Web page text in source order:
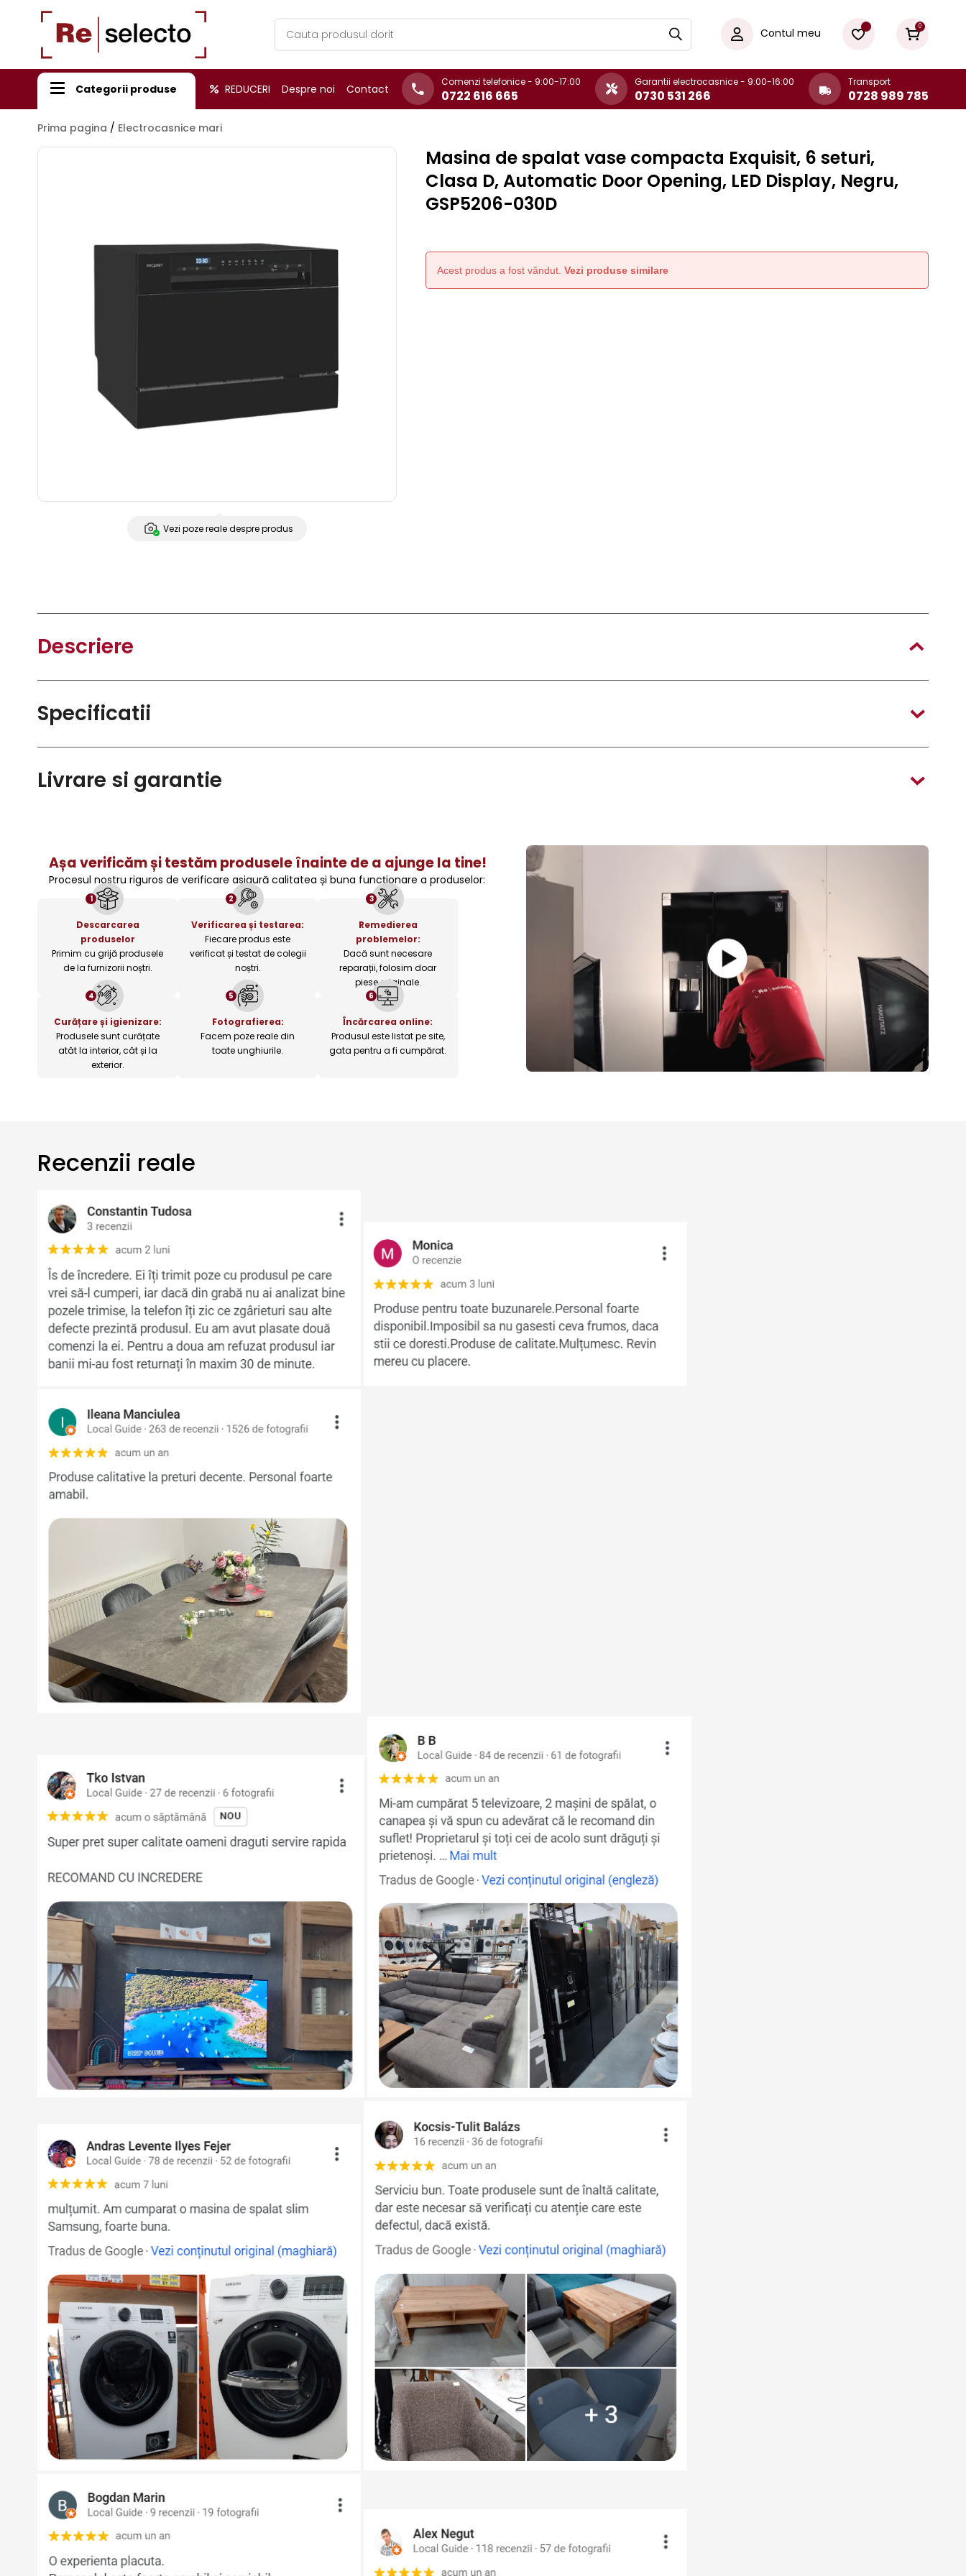
Contul meu 0
Products
search
Categorii produse REDUCERI Despre noi Contact
Comenzi telefonice - 9:00-17:00
0722 616 665
Garantii electrocasnice - 9:00-16:00
0730 531 266
Transport
0728 989 785
Prima pagina / Electrocasnice mari
Vezi poze reale despre produs
Masina de spalat vase compacta Exquisit, 6 seturi,
Clasa D, Automatic Door Opening, LED Display, Negru,
GSP5206-030D
Acest produs a fost vândut. Vezi produse similare
Descriere
Specificatii
Livrare si garantie
Așa verificăm și testăm produsele înainte de a ajunge la tine!
Procesul nostru riguros de verificare asigură calitatea și buna funcționare a produselor:
1
Descarcarea
produselor
Primim cu grijă produsele
de la furnizorii noștri.
2
Verificarea și testarea:
Fiecare produs este
verificat și testat de colegii
noștri.
3
Remedierea
problemelor:
Dacă sunt necesare
reparații, folosim doar
piese originale.
4
Curățare și igienizare:
Produsele sunt curățate
atât la interior, cât și la
exterior.
5
Fotografierea:
Facem poze reale din
toate unghiurile.
6
Încărcarea online:
Produsul este listat pe site,
gata pentru a fi cumpărat.
Recenzii reale